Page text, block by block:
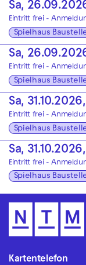
Sa,
Eintritt frei -
Spielhaus
Sa,
Eintritt frei -
Spielhaus
Sa,
Eintritt frei -
Spielhaus
Sa,
Eintritt frei -
Spielhaus
Kartentelefon